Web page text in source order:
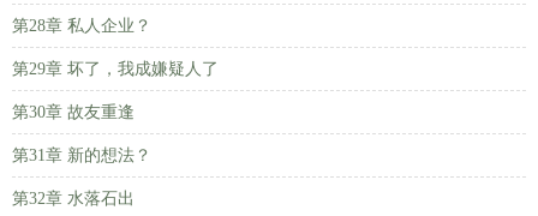
第28章 私人企业？
第29章 坏了，我成嫌疑人了
第30章 故友重逢
第31章 新的想法？
第32章 水落石出